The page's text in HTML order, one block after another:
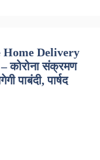
Home Delivery
कोरोना संक्रमण
पाबंदी, पार्षद